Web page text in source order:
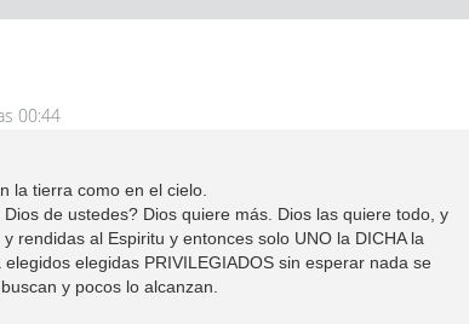
00:44
la tierra como en el cielo.
de ustedes? Dios quiere más. Dios las quiere todo, y
rendidas al Espiritu y entonces solo UNO la DICHA la
elegidas PRIVILEGIADOS sin esperar nada se
y pocos lo alcanzan.